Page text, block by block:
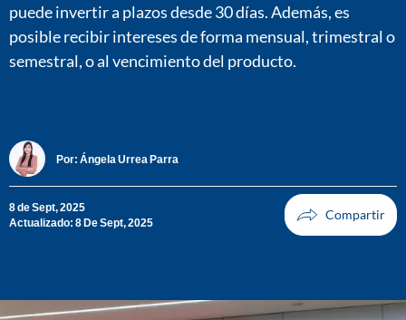
puede invertir a plazos desde 30 días. Además, es
posible recibir intereses de forma mensual, trimestral o
semestral, o al vencimiento del producto.
Por: Ángela Urrea Parra
8 de Sept, 2025
Actualizado: 8 De Sept, 2025